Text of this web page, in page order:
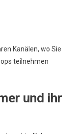
Kanälen, wo Sie
teilnehmen
und ihr